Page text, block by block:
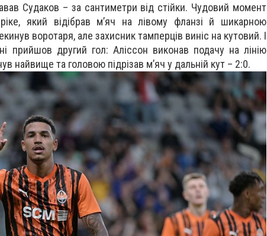
Судаков – за сантиметри від стійки. Чудовий момент
який відібрав мʼяч на лівому фланзі й шикарною
воротаря, але захисник тамперців виніс на кутовий. І
прийшов другий гол: Аліссон виконав подачу на лінію
найвище та головою підрізав мʼяч у дальній кут – 2:0.